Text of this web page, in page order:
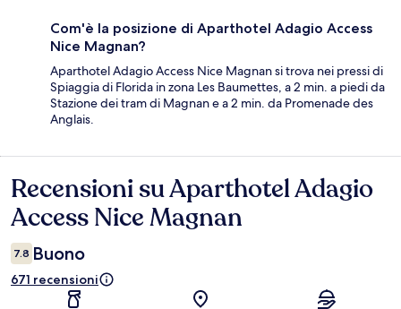
Com'è la posizione di Aparthotel Adagio Access
Nice Magnan?
Aparthotel Adagio Access Nice Magnan si trova nei pressi di
Spiaggia di Florida in zona Les Baumettes, a 2 min. a piedi da
Stazione dei tram di Magnan e a 2 min. da Promenade des
Anglais.
Recensioni
Recensioni su Aparthotel Adagio
Access Nice Magnan
7.8 Buono
671 recensioni